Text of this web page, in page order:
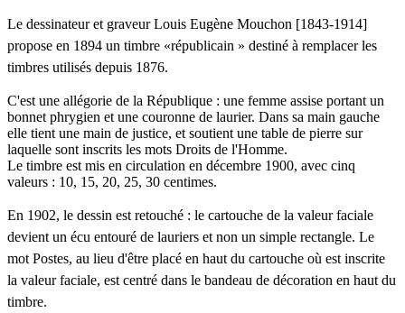
Le dessinateur et graveur Louis Eugène Mouchon [1843-1914]
propose en 1894 un timbre «républicain » destiné à remplacer les
timbres utilisés depuis 1876.
C'est une allégorie de la République : une femme assise portant un
bonnet phrygien et une couronne de laurier. Dans sa main gauche
elle tient une main de justice, et soutient une table de pierre sur
laquelle sont inscrits les mots Droits de l'Homme.
Le timbre est mis en circulation en décembre 1900, avec cinq
valeurs : 10, 15, 20, 25, 30 centimes.
En 1902, le dessin est retouché : le cartouche de la valeur faciale
devient un écu entouré de lauriers et non un simple rectangle. Le
mot Postes, au lieu d'être placé en haut du cartouche où est inscrite
la valeur faciale, est centré dans le bandeau de décoration en haut du
timbre.